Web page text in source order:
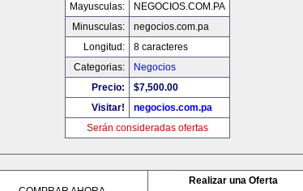
Mayusculas:
NEGOCIOS.COM.PA
Minusculas:
negocios.com.pa
Longitud:
8 caracteres
Categorias:
Negocios
Precio:
$7,500.00
Visitar!
negocios.com.pa
Serán consideradas ofertas
Realizar una Oferta